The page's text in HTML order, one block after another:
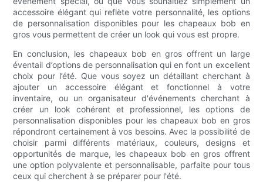
accessoire élégant qui reflète votre personnalité, les options
de personnalisation disponibles pour les chapeaux bob en
gros vous permettent de créer un look qui vous est propre.
En conclusion, les chapeaux bob en gros offrent un large
éventail d’options de personnalisation qui en font un excellent
choix pour l’été. Que vous soyez un détaillant cherchant à
ajouter un accessoire élégant et fonctionnel à votre
inventaire, ou un organisateur d'événements cherchant à
créer un look cohérent et professionnel, les options de
personnalisation disponibles pour les chapeaux bob en gros
répondront certainement à vos besoins. Avec la possibilité de
choisir parmi différents matériaux, couleurs, designs et
opportunités de marque, les chapeaux bob en gros offrent
une option polyvalente et personnalisable, parfaite pour tous
ceux qui cherchent à se préparer pour l'été.